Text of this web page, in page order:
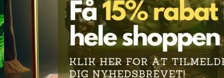
GHB/Hætter
GHB/Hætter renhedstest
Ketamin